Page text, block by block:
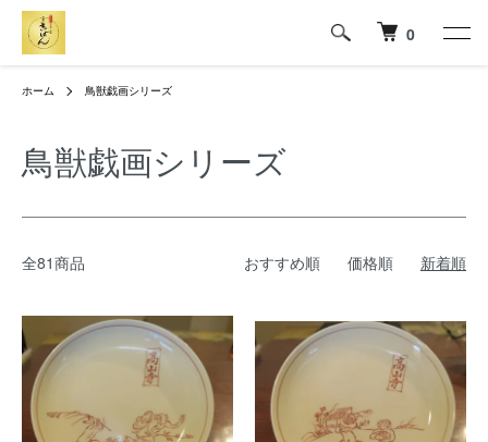
0
ホーム 鳥獣戯画シリーズ
鳥獣戯画シリーズ
全81商品 おすすめ順 価格順 新着順